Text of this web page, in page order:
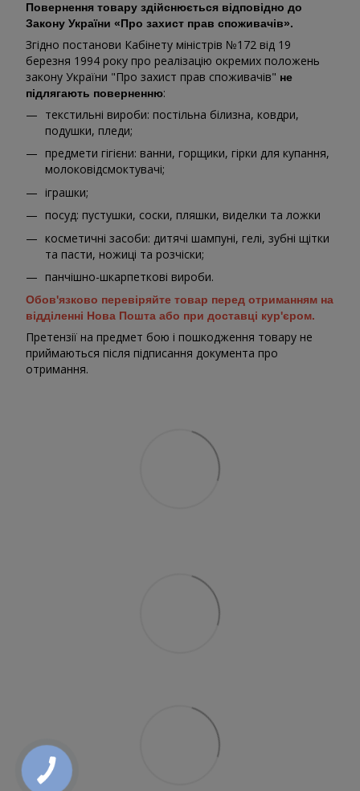
Повернення товару здійснюється відповідно до
Закону України «Про захист прав споживачів».
Згідно постанови Кабінету міністрів №172 від 19
березня 1994 року про реалізацію окремих положень
закону України "Про захист прав споживачів" не
підлягають поверненню:
текстильні вироби: постільна білизна, ковдри,
подушки, пледи;
предмети гігієни: ванни, горщики, гірки для купання,
молоковідсмоктувачі;
іграшки;
посуд: пустушки, соски, пляшки, виделки та ложки
косметичні засоби: дитячі шампуні, гелі, зубні щітки
та пасти, ножиці та розчіски;
панчішно-шкарпеткові вироби.
Обов'язково перевіряйте товар перед отриманням на
відділенні Нова Пошта або при доставці кур'єром.
Претензії на предмет бою і пошкодження товару не
приймаються після підписання документа про
отримання.